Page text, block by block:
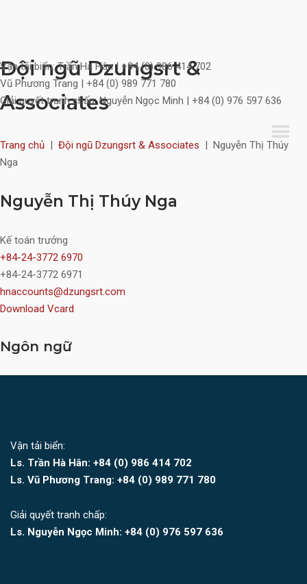
Skip
to
content
Vận tải biển:Trần Hà Hân | +84 (0) 986 414 702
Vũ Phương Trang | +84 (0) 989 771 780
Giải quyết tranh chấp:Nguyễn Ngọc Minh | +84 (0) 976 597 636
Đội ngũ Dzungsrt &
Associates
Trang chủ | Đội ngũ Dzungsrt & Associates | Nguyễn Thị Thúy
Nga
Nguyễn Thị Thúy Nga
Kế toán trưởng
+84-24-3772 6970
+84-24-3772 6971
hnaccounts@dzungsrt.com
Download Vcard
Ngôn ngữ
Vận tải biển:
Ls. Trần Hà Hân: +84 (0) 986 414 702
Ls. Vũ Phương Trang: +84 (0) 989 771 780
Giải quyết tranh chấp:
Ls. Nguyễn Ngọc Minh: +84 (0) 976 597 636